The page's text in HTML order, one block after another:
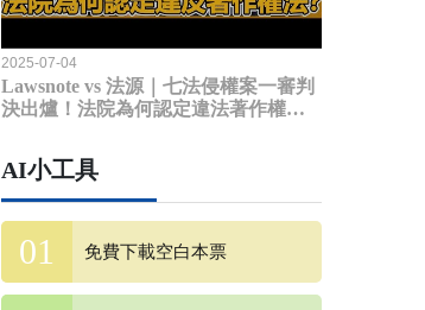
2025-07-04
Lawsnote vs 法源｜七法侵權案一審判
決出爐！法院為何認定違法著作權
AI小工具
免費下載空白本票